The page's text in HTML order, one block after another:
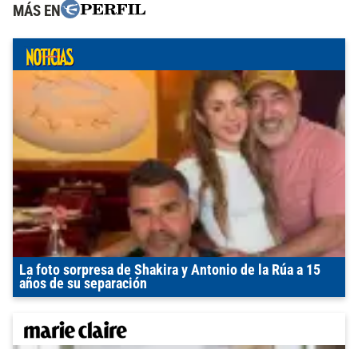
MÁS EN
La foto sorpresa de Shakira y Antonio de la Rúa a 15
años de su separación